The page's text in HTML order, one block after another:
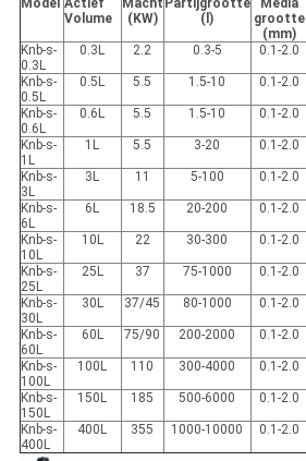
Model Actief
Volume
Macht
(KW)
Partijgrootte
(l)
Media
grootte
(mm)
Knb-s-
0.3L
0.3L 2.2 0.3-5 0.1-2.0
Knb-s-
0.5L
0.5L 5.5 1.5-10 0.1-2.0
Knb-s-
0.6L
0.6L 5.5 1.5-10 0.1-2.0
Knb-s-
1L
1L 5.5 3-20 0.1-2.0
Knb-s-
3L
3L 11 5-100 0.1-2.0
Knb-s-
6L
6L 18.5 20-200 0.1-2.0
Knb-s-
10L
10L 22 30-300 0.1-2.0
Knb-s-
25L
25L 37 75-1000 0.1-2.0
Knb-s-
30L
30L 37/45 80-1000 0.1-2.0
Knb-s-
60L
60L 75/90 200-2000 0.1-2.0
Knb-s-
100L
100L 110 300-4000 0.1-2.0
Knb-s-
150L
150L 185 500-6000 0.1-2.0
Knb-s-
400L
400L 355 1000-10000 0.1-2.0